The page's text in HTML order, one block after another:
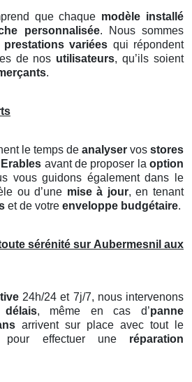
que chaque modèle installé
personnalisée. Nous sommes
prestations variées qui répondent
de nos utilisateurs, qu’ils soient
.
le temps de analyser vos stores
avant de proposer la option
vous guidons également dans le
ou d’une mise à jour, en tenant
et de votre enveloppe budgétaire.
sérénité sur Aubermesnil aux
24h/24 et 7j/7, nous intervenons
délais, même en cas d’panne
arrivent sur place avec tout le
pour effectuer une réparation